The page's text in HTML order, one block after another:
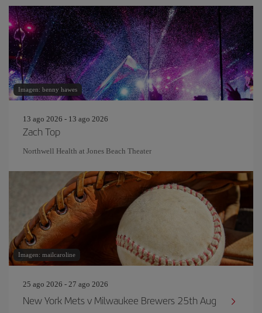
Imagen: benny hawes
13 ago 2026 - 13 ago 2026
Zach Top
Northwell Health at Jones Beach Theater
Imagen: mailcaroline
25 ago 2026 - 27 ago 2026
New York Mets v Milwaukee Brewers 25th Aug